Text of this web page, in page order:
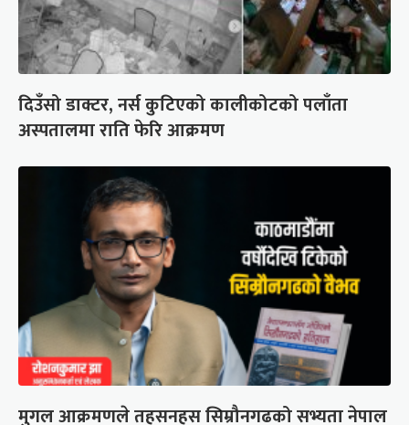
दिउँसो डाक्टर, नर्स कुटिएको कालीकोटको पलाँता
अस्पतालमा राति फेरि आक्रमण
मुगल आक्रमणले तहसनहस सिम्रौनगढको सभ्यता नेपाल